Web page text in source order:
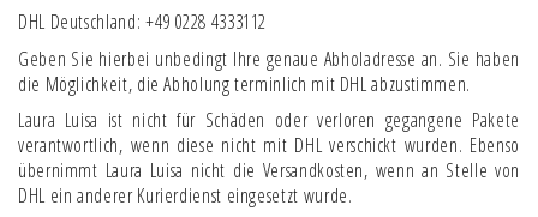
DHL Deutschland: +49 0228 4333112
Geben Sie hierbei unbedingt Ihre genaue Abholadresse an. Sie haben
die Möglichkeit, die Abholung terminlich mit DHL abzustimmen.
Laura Luisa ist nicht für Schäden oder verloren gegangene Pakete
verantwortlich, wenn diese nicht mit DHL verschickt wurden. Ebenso
übernimmt Laura Luisa nicht die Versandkosten, wenn an Stelle von
DHL ein anderer Kurierdienst eingesetzt wurde.